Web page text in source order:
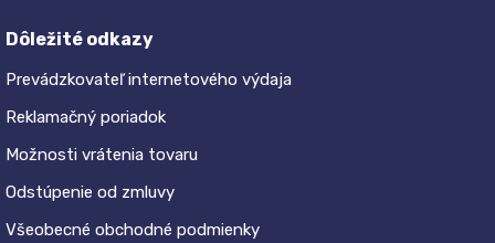
Dôležité odkazy
Prevádzkovateľ internetového výdaja
Reklamačný poriadok
Možnosti vrátenia tovaru
Odstúpenie od zmluvy
Všeobecné obchodné podmienky